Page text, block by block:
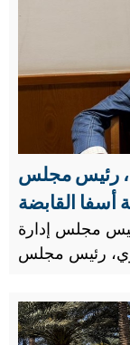
رئيس مجلس
أسفا القابضة
مجلس إدارة
أتاسوي، رئيس مجلس